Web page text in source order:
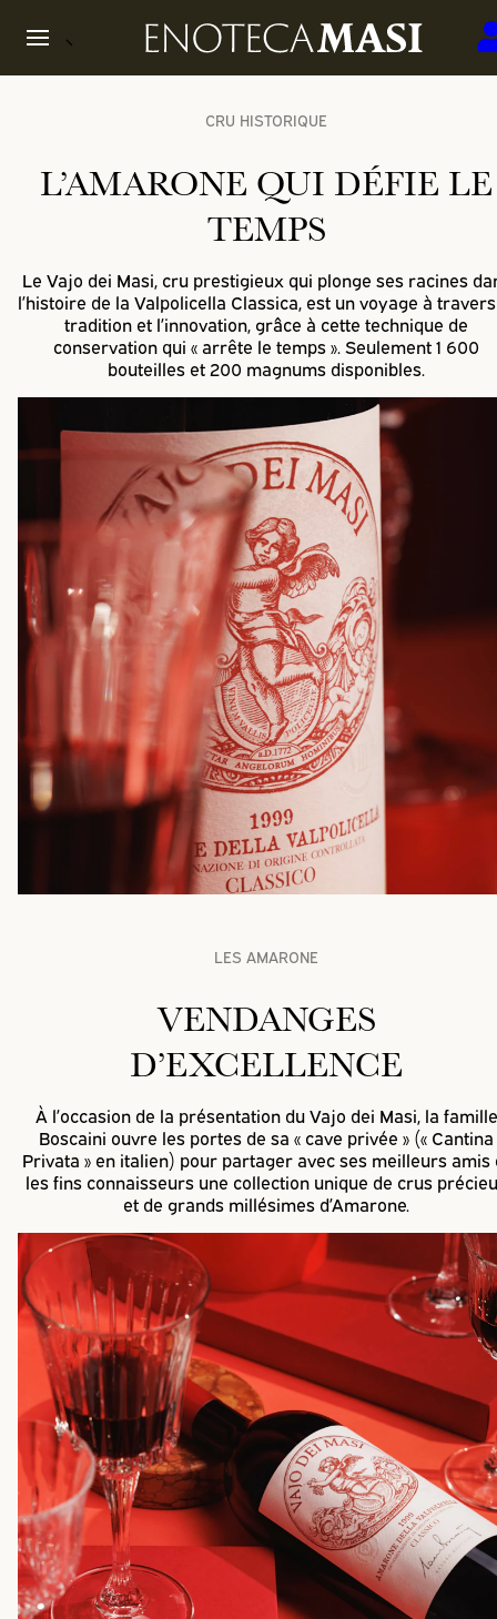
CRU HISTORIQUE
L’AMARONE QUI DÉFIE LE
TEMPS
Le Vajo dei Masi, cru prestigieux qui plonge ses racines
l’histoire de la Valpolicella Classica, est un voyage à
tradition et l’innovation, grâce à cette technique de
conservation qui « arrête le temps ». Seulement 1 600
bouteilles et 200 magnums disponibles.
LES AMARONE
VENDANGES
D’EXCELLENCE
À l’occasion de la présentation du Vajo dei Masi, la famille
Boscaini ouvre les portes de sa « cave privée » (« Cantina
Privata » en italien) pour partager avec ses meilleurs amis
les fins connaisseurs une collection unique de crus
et de grands millésimes d’Amarone.